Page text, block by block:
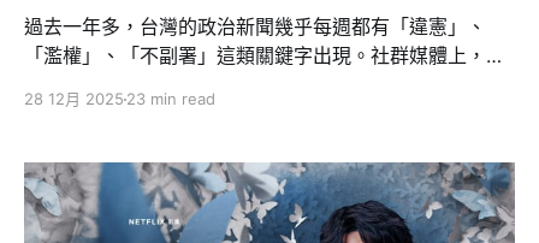
過去一年多，台灣的政治新聞幾乎每週都有「違憲」、
「濫權」、「不副署」這類關鍵字出現。社群媒體上，藍
「毀憲亂政」。但如果你真的想搞懂發生了什麼事，這些
驗證的事實」和「立場式敘事」拆開，讓你自己判斷。我
會用三個層次來講這件事： 1. 發生了什麼（時間軸）、 2.
法條怎麼寫（制度底座）、 3. 以及社群在吵什麼（爭議拆
28 12月 2025 23 min read